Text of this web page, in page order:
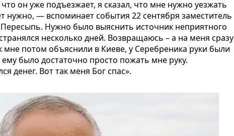
он уже подъезжает, я сказал, что мне нужно уезжать
нужно, — вспоминает события 22 сентября заместитель
Нужно было выяснить источник неприятного
несколько дней. Возвращаюсь – а на меня сразу
мне потом объяснили в Киеве, у Серебреника руки были
было достаточно просто пожать мне руку.
денег. Вот так меня Бог спас».